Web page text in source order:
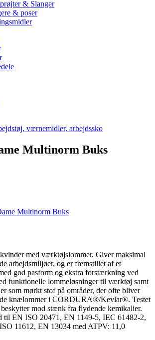
& Slanger
& poser
Multinorm Buks
med værktøjslommer. Giver maksimal
arbejdsmiljøer, og er fremstillet af et
god pasform og ekstra forstærkning ved
funktionelle lommeløsninger til værktøj samt
som mørkt stof på områder, der ofte bliver
knælommer i CORDURA®/Kevlar®. Testet
mod stænk fra flydende kemikalier.
til EN ISO 20471, EN 1149-5, IEC 61482-2,
11612, EN 13034 med ATPV: 11,0